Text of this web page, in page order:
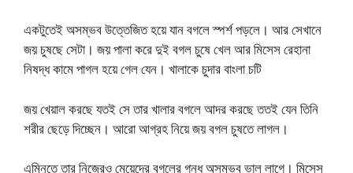
একটুতেই অসম্ভব উত্তেজিত হয়ে যান বগলে স্পর্শ পড়লে। আর সেখানে
জয় চুষছে সেটা। জয় পালা করে দুই বগল চুষে খেল আর মিসেস রেহানা
নিষদ্ধ কামে পাগল হয়ে গেল যেন। খালাকে চুদার বাংলা চটি
জয় খেয়াল করছে যতই সে তার খালার বগলে আদর করছে ততই যেন তিনি
শরীর ছেড়ে দিচ্ছেন। আরো আগ্রহ নিয়ে জয় বগল চুষতে লাগল।
এম্নিতে তার নিজেরও মেয়েদের বগলের গন্ধ অসম্ভব ভাল লাগে। মিসেস